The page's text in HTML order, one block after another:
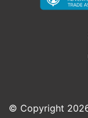
© Copyright